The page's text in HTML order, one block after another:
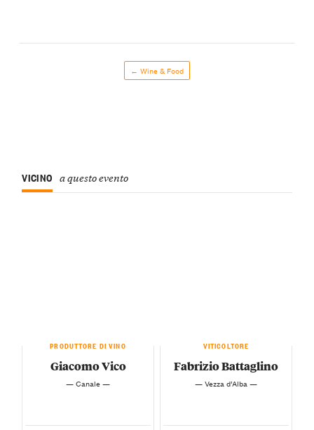
← Wine & Food
VICINO a questo evento
PRODUTTORE DI VINO
Giacomo Vico
— Canale —
VITICOLTORE
Fabrizio Battaglino
— Vezza d’Alba —